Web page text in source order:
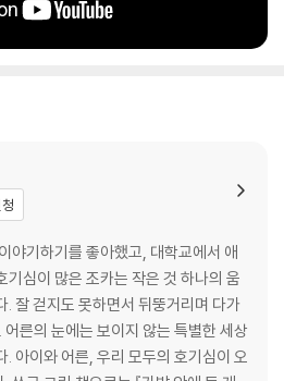
야기하기를 좋아했고, 대학교에서 애
기심이 많은 조카는 작은 것 하나의 움
. 잘 걷지도 못하면서 뒤뚱거리며 다가
른의 눈에는 보이지 않는 특별한 세상
. 아이와 어른, 우리 모두의 호기심이 오